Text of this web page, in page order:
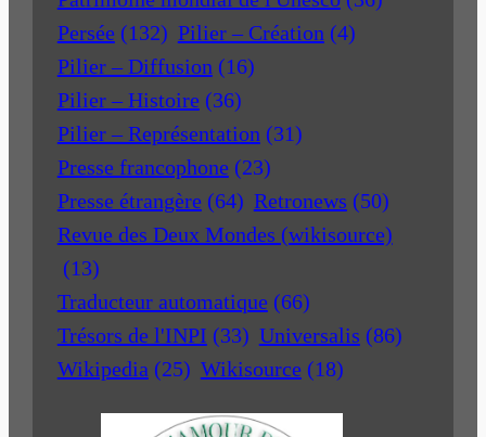
Persée (132) Pilier – Création (4)
Pilier – Diffusion (16)
Pilier – Histoire (36)
Pilier – Représentation (31)
Presse francophone (23)
Presse étrangère (64) Retronews (50)
Revue des Deux Mondes (wikisource)
(13)
Traducteur automatique (66)
Trésors de l'INPI (33) Universalis (86)
Wikipedia (25) Wikisource (18)